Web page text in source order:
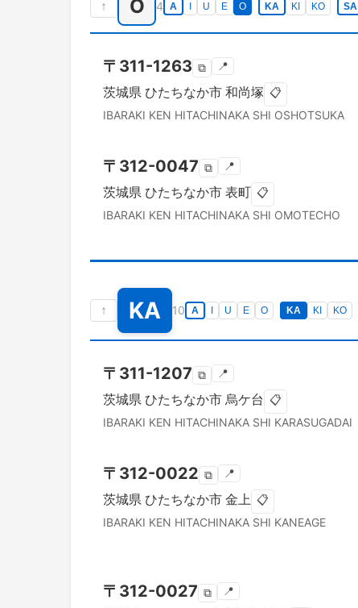
↑ O 4 A U E O KA KI KO SA
〒 311-1263 ⧉ 📍
茨城県 ひたちなか市 和尚塚 📋
IBARAKI KEN HITACHINAKA SHI OSHOTSUKA
〒 312-0047 ⧉ 📍
茨城県 ひたちなか市 表町 📋
IBARAKI KEN HITACHINAKA SHI OMOTECHO
↑ KA 10 A U E O KA KI KO
〒 311-1207 ⧉ 📍
茨城県 ひたちなか市 烏ケ台 📋
IBARAKI KEN HITACHINAKA SHI KARASUGADAI
〒 312-0022 ⧉ 📍
茨城県 ひたちなか市 金上 📋
IBARAKI KEN HITACHINAKA SHI KANEAGE
〒 312-0027 ⧉ 📍